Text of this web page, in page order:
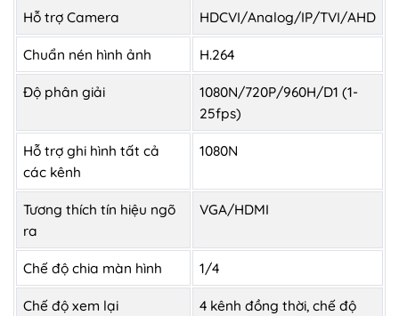
Hỗ trợ Camera HDCVI/Analog/IP/TVI/AHD
Chuẩn nén hình ảnh H.264
Độ phân giải
1080N/720P/960H/D1 (1-
25fps)
Hỗ trợ ghi hình tất cả
các kênh
1080N
Tương thích tín hiệu ngõ
ra
VGA/HDMI
Chế độ chia màn hình 1/4
Chế độ xem lại
4 kênh đồng thời, chế độ